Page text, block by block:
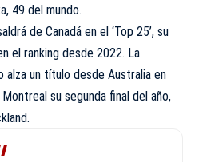
49 del mundo.
de Canadá en el ‘Top 25’, su
el ranking desde 2022. La
alza un título desde Australia en
su segunda final del año,